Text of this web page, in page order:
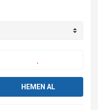
HEMEN AL